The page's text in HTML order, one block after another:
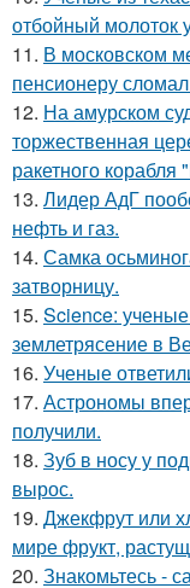
отбойный молоток
11. В московском
пенсионеру
12. На амурском
торжественная
ракетного
13. Лидер АдГ
нефть и газ.
14. Самка
затворницу.
15. Science:
землетрясение в
16. Ученые
17. Астрономы
получили.
18. Зуб в носу у
вырос.
19. Джекфрут или
мире фрукт,
20. Знакомьтесь -